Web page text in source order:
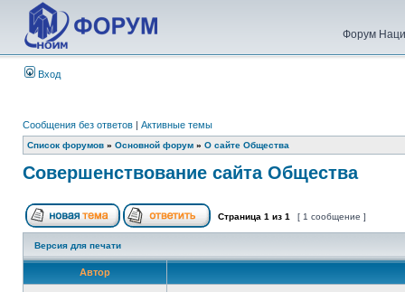
Форум
Вход
Сообщения без ответов | Активные темы
Список форумов » Основной форум » О сайте Общества
Совершенствование сайта Общества
Страница 1 из 1 [ 1 сообщение ]
Версия для печати
Автор